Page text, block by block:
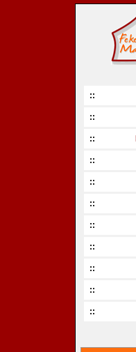
::
::
::
::
::
::
::
::
::
::
::